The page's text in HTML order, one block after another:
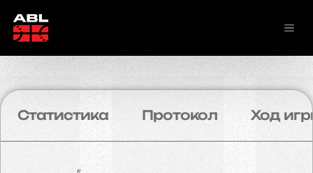
Статистика Протокол Ход